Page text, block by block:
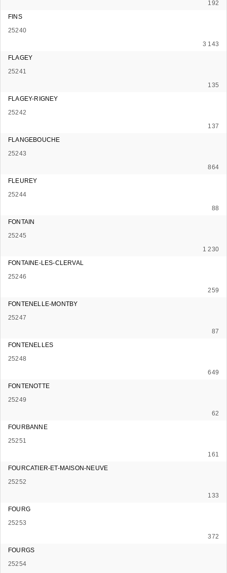
192
FINS
25240
3 143
FLAGEY
25241
135
FLAGEY-RIGNEY
25242
137
FLANGEBOUCHE
25243
864
FLEUREY
25244
88
FONTAIN
25245
1 230
FONTAINE-LES-CLERVAL
25246
259
FONTENELLE-MONTBY
25247
87
FONTENELLES
25248
649
FONTENOTTE
25249
62
FOURBANNE
25251
161
FOURCATIER-ET-MAISON-NEUVE
25252
133
FOURG
25253
372
FOURGS
25254